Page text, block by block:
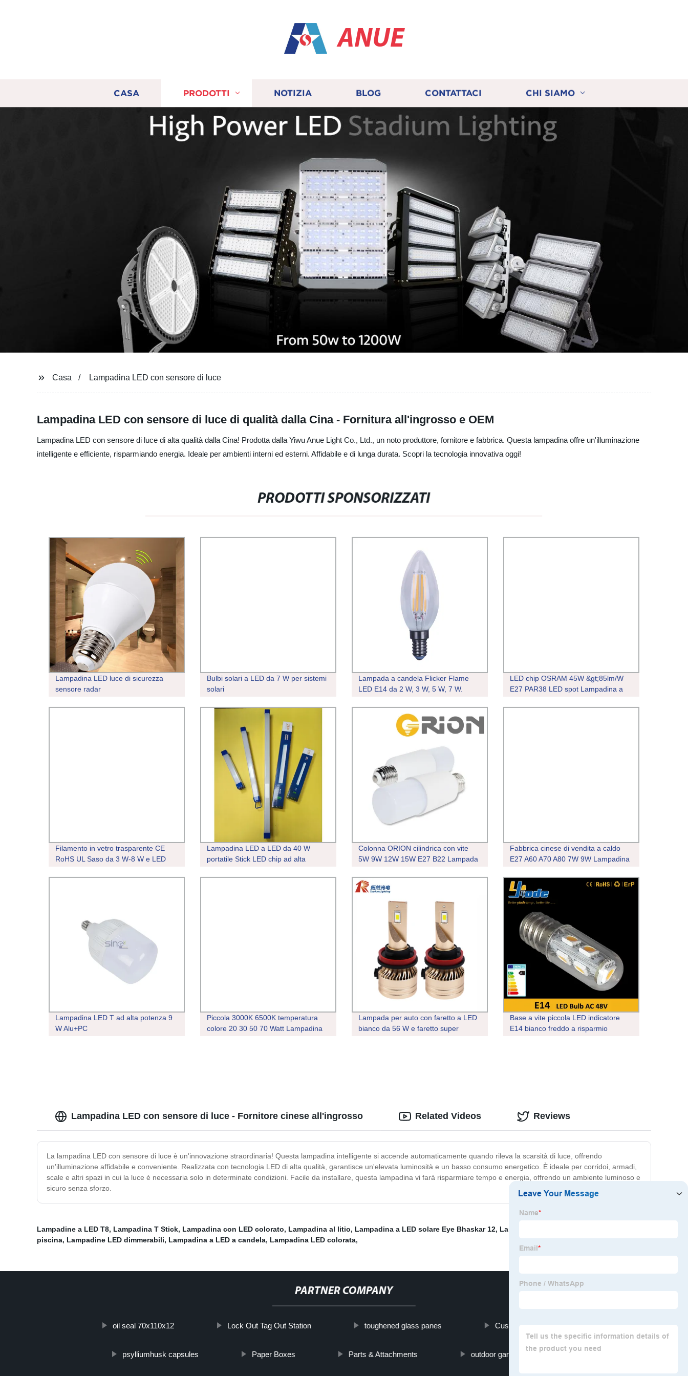
ANUE
CASA PRODOTTI NOTIZIA BLOG CONTATTACI CHI SIAMO
Casa Lampadina LED con sensore di luce
Lampadina LED con sensore di luce di qualità dalla Cina - Fornitura all'ingrosso e OEM
Lampadina LED con sensore di luce di alta qualità dalla Cina! Prodotta dalla Yiwu Anue Light Co., Ltd., un noto produttore, fornitore e fabbrica. Questa lampadina offre un'illuminazione
intelligente e efficiente, risparmiando energia. Ideale per ambienti interni ed esterni. Affidabile e di lunga durata. Scopri la tecnologia innovativa oggi!
PRODOTTI SPONSORIZZATI
Lampadina LED luce di sicurezza
sensore radar
Bulbi solari a LED da 7 W per sistemi
solari
Lampada a candela Flicker Flame
LED E14 da 2 W, 3 W, 5 W, 7 W.
base
LED chip OSRAM 45W &gt;85lm/W
E27 PAR38 LED spot Lampadina a
Filamento in vetro trasparente CE
RoHS UL Saso da 3 W-8 W e LED
illuminazione esterna domestica e
Lampadina LED a LED da 40 W
portatile Stick LED chip ad alta
campeggio di magazzino
Colonna ORION cilindrica con vite
5W 9W 12W 15W E27 B22 Lampada
lampadine
Fabbrica cinese di vendita a caldo
E27 A60 A70 A80 7W 9W Lampadina
Lampadina LED T ad alta potenza 9
W Alu+PC
Piccola 3000K 6500K temperatura
colore 20 30 50 70 Watt Lampadina
Lampada per auto con faretto a LED
bianco da 56 W e faretto super
Base a vite piccola LED indicatore
E14 bianco freddo a risparmio
Lampadina LED con sensore di luce - Fornitore cinese all'ingrosso
La lampadina LED con sensore di luce è un'innovazione straordinaria! Questa lampadina intelligente si accende automaticamente quando rileva la scarsità di luce, offrendo
un'illuminazione affidabile e conveniente. Realizzata con tecnologia LED di alta qualità, garantisce un'elevata luminosità e un basso consumo energetico. È ideale per corridoi, armadi,
scale e altri spazi in cui la luce è necessaria solo in determinate condizioni. Facile da installare, questa lampadina vi farà risparmiare tempo e energia, offrendo un ambiente luminoso e
sicuro senza sforzo.
Related Videos Reviews
Lampadine a LED T8, Lampadina T Stick, Lampadina con LED colorato, Lampadina al litio, Lampadina a LED solare Eye Bhaskar 12, Lampadina LED solare
piscina, Lampadine LED dimmerabili, Lampadina a LED a candela, Lampadina LED colorata,
PARTNER COMPANY
oil seal 70x110x12 Lock Out Tag Out Station toughened glass panes Cushioned Shower Seat
psylliumhusk capsules Paper Boxes Parts & Attachments outdoor garbage receptacles